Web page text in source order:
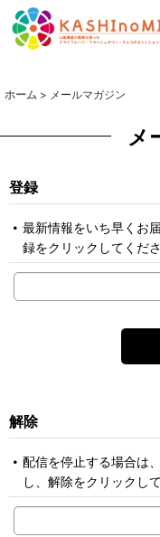
ホーム > メールマガジン
メ
登録
最新情報をいち早くお
録をクリックしてくださ
解除
配信を停止する場合は
し、解除をクリックし